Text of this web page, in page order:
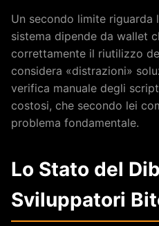
Un secondo limite
sistema dipende da wallet
correttamente il riutilizzo
considera «distrazioni»
verifica manuale degli
costosi, che secondo lei
problema fondamentale.
Lo Stato del
Sviluppatori